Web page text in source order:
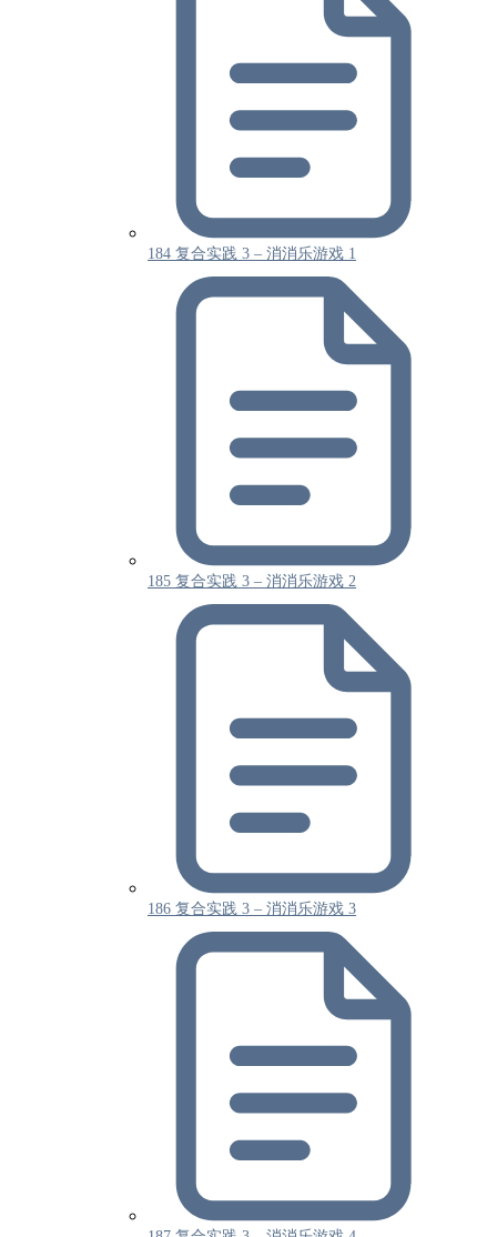
184 复合实践 3 – 消消乐游戏 1
185 复合实践 3 – 消消乐游戏 2
186 复合实践 3 – 消消乐游戏 3